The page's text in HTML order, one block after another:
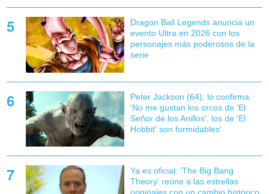
Dragon Ball Legends anuncia un
evento Ultra en 2026 con los
personajes más poderosos de la
serie
Peter Jackson (64), lo confirma:
'No me gustan los orcos de 'El
Señor de los Anillos', los de 'El
Hobbit' son formidables'
Ya es oficial: 'The Big Bang
Theory' reúne a las estrellas
originales con un cambio histórico